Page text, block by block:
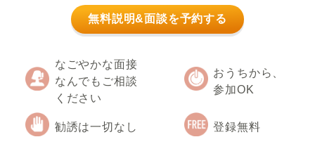
無料説明&面談を予約する
なごやかな面接
なんでもご相談
ください
おうちから、
参加OK
勧誘は一切なし 登録無料